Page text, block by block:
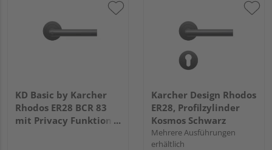
KD Basic by Karcher
Rhodos ER28 BCR 83
mit Privacy Funktion
Karcher Design Rhodos
ER28, Profilzylinder
Kosmos Schwarz
Mehrere Ausführungen
erhältlich